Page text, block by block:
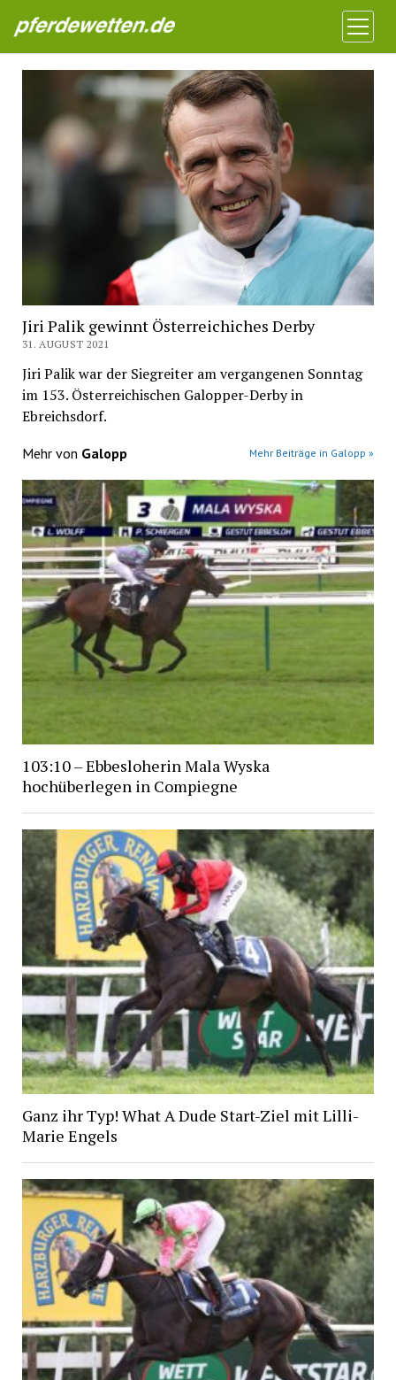
Pferdewetten News
Menü
öffnen
Jiri Palik gewinnt Österreichiches Derby
31. AUGUST 2021
Jiri Palik war der Siegreiter am vergangenen Sonntag
im 153. Österreichischen Galopper-Derby in
Ebreichsdorf.
Mehr von Galopp Mehr Beiträge in Galopp »
103:10 – Ebbesloherin Mala Wyska
hochüberlegen in Compiegne
Ganz ihr Typ! What A Dude Start-Ziel mit Lilli-
Marie Engels